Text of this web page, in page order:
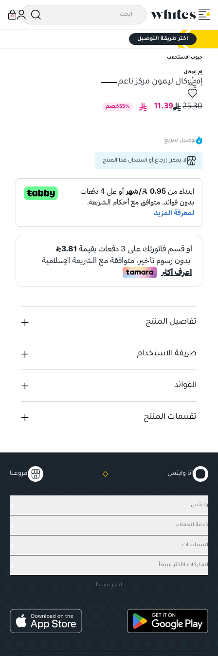
0
اختر طريقة التوصيل
حبوب الاستحلاب
إم-إيوكال
إم أوكال ليمون مركز ناعم
إم أوكال ليمون مركز ناعم
25.30
11.39
55% خصم
توصيل سريع
لا يمكن إرجاع أو استبدال هذا المنتج.
تفاصيل المنتج
طريقة الاستخدام
الفوائد
تقييمات المنتج
أنا وايتس فروعنا
وايتس
خدمة العملاء
السياسات
الماركات الأكثر مبيعاً
احجز موعدًا